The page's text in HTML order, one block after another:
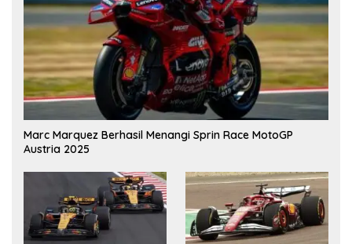
Marc Marquez Berhasil Menangi Sprin Race MotoGP
Austria 2025